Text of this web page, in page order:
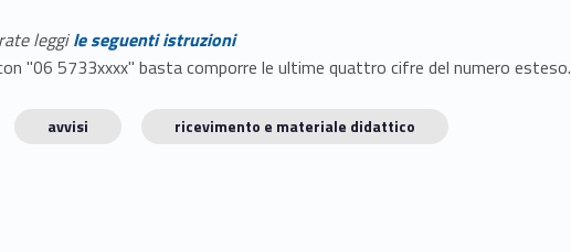
leggile seguenti istruzioni
"06 5733xxxx" basta comporre le ultime quattro cifre del numero esteso.
avvisi ricevimento e materiale didattico